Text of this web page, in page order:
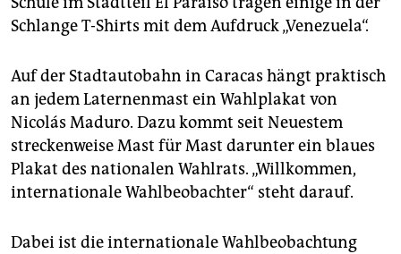
Schlange T-Shirts mit dem Aufdruck „Venezuela“.
Auf der Stadtautobahn in Caracas hängt praktisch
an jedem Laternenmast ein Wahlplakat von
Nicolás Maduro. Dazu kommt seit Neuestem
streckenweise Mast für Mast darunter ein blaues
Plakat des nationalen Wahlrats. „Willkommen,
internationale Wahlbeobachter“ steht darauf.
Dabei ist die internationale Wahlbeobachtung